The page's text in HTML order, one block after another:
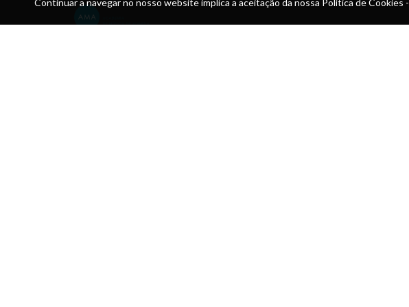
Continuar a navegar no nosso website implica a aceitação da nossa Política de Cookies -